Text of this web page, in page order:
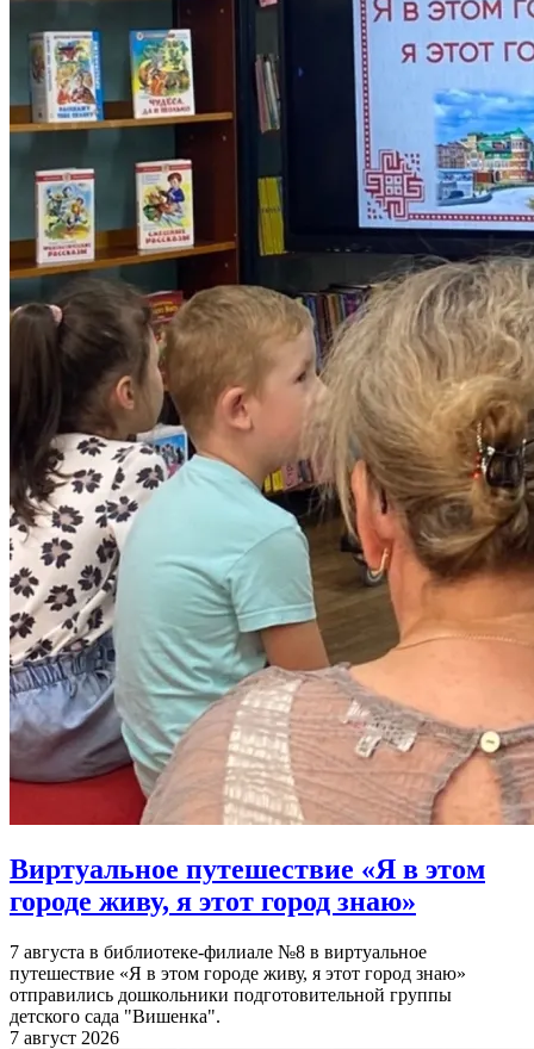
Виртуальное путешествие «Я в этом
городе живу, я этот город знаю»
7 августа в библиотеке-филиале №8 в виртуальное
путешествие «Я в этом городе живу, я этот город знаю»
отправились дошкольники подготовительной группы
детского сада "Вишенка".
7 август 2026